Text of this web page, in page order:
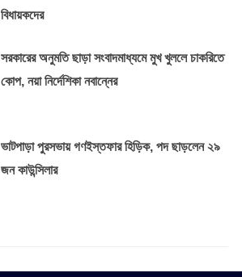
বিধায়কদের
সরকারের অনুমতি ছাড়া সংবাদমাধ্যমে মুখ খুললে চাকরিতে
কোপ, নয়া নির্দেশিকা নবান্নের
ভাটপাড়া পুরসভায় গণইস্তফার হিড়িক, পদ ছাড়লেন ২৯
জন কাউন্সিলার